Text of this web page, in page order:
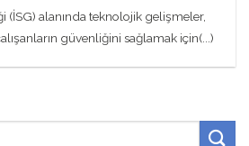
(İSG) alanında teknolojik gelişmeler,
güvenliğini sağlamak için(...)